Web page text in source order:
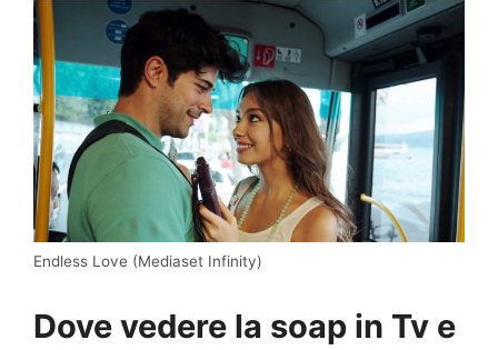
Endless Love (Mediaset Infinity)
Dove vedere la soap in Tv e